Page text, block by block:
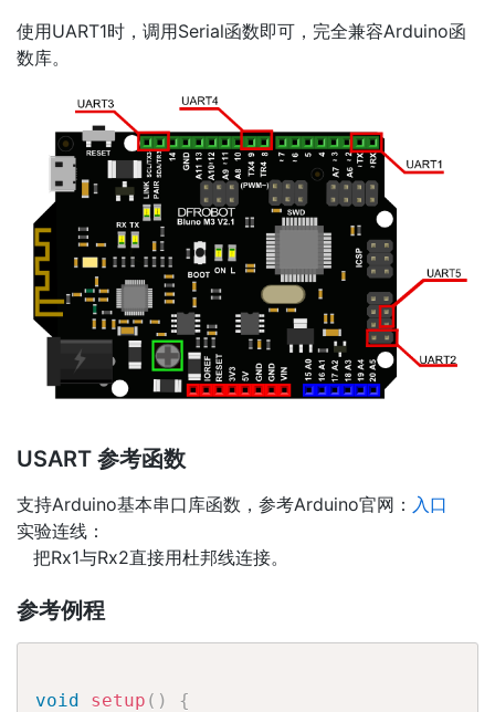
使用UART1时，调用Serial函数即可，完全兼容Arduino函
数库。
USART 参考函数
支持Arduino基本串口库函数，参考Arduino官网： 入口
实验连线：
把Rx1与Rx2直接用杜邦线连接。
参考例程
void setup ( )
{